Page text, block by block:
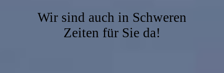
Wir sind auch in Schweren
Zeiten für Sie da!